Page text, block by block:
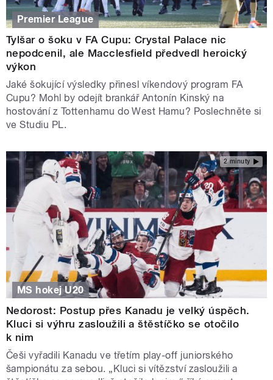
Premier League
Tylšar o šoku v FA Cupu: Crystal Palace nic
nepodcenil, ale Macclesfield předvedl heroický
výkon
Jaké šokující výsledky přinesl víkendový program FA
Cupu? Mohl by odejít brankář Antonín Kinský na
hostování z Tottenhamu do West Hamu? Poslechněte si
ve Studiu PL.
2 minuty
MS hokej U20
Nedorost: Postup přes Kanadu je velký úspěch.
Kluci si výhru zasloužili a štěstíčko se otočilo
k nim
Češi vyřadili Kanadu ve třetím play-off juniorského
šampionátu za sebou. „Kluci si vítězství zasloužili a